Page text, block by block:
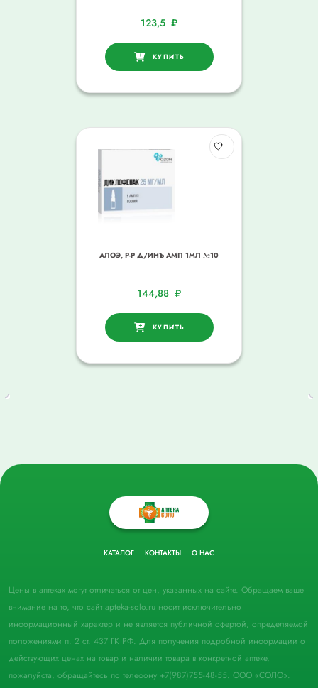
123,5 ₽
КУПИТЬ
АЛОЭ, Р-Р Д/ИНЪ АМП 1МЛ №10
144,88 ₽
КУПИТЬ
КАТАЛОГ КОНТАКТЫ О НАС
Цены в аптеках могут отличаться от цен, указанных на сайте. Обращаем ваше
внимание на то, что сайт apteka-solo.ru носит исключительно
информационный характер и не является публичной офертой, определяемой
положениями п. 2 ст. 437 ГК РФ. Для получения подробной информации о
действующих ценах на товар и наличии товара в конкретной аптеке,
пожалуйста, обращайтесь по телефону +7(987)755-48-55. ООО «СОЛО».